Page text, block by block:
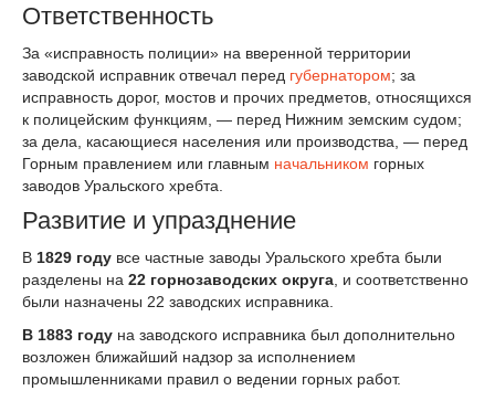
Ответственность
За «исправность полиции» на вверенной территории
заводской исправник отвечал перед губернатором; за
исправность дорог, мостов и прочих предметов, относящихся
к полицейским функциям, — перед Нижним земским судом;
за дела, касающиеся населения или производства, — перед
Горным правлением или главным начальником горных
заводов Уральского хребта.
Развитие и упразднение
В 1829 году все частные заводы Уральского хребта были
разделены на 22 горнозаводских округа, и соответственно
были назначены 22 заводских исправника.
В 1883 году на заводского исправника был дополнительно
возложен ближайший надзор за исполнением
промышленниками правил о ведении горных работ.